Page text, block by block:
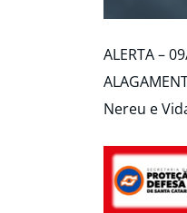
ALERTA –
Nereu e